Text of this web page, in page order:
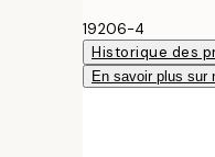
19206-4
Historique des
En savoir plus sur